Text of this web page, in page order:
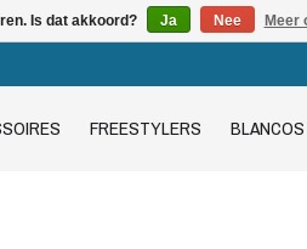
FREESTYLERS BLANCOS
Is dat akkoord? Ja Nee Meer